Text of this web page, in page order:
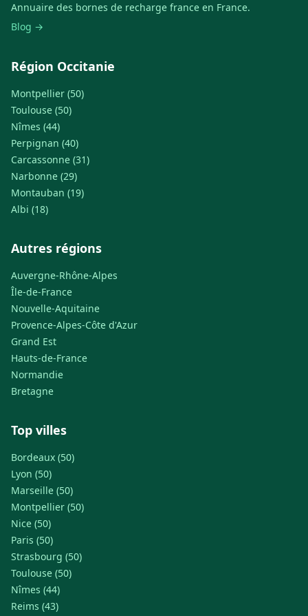
Annuaire des bornes de recharge france en France.
Blog →
Région Occitanie
Montpellier (50)
Toulouse (50)
Nîmes (44)
Perpignan (40)
Carcassonne (31)
Narbonne (29)
Montauban (19)
Albi (18)
Autres régions
Auvergne-Rhône-Alpes
Île-de-France
Nouvelle-Aquitaine
Provence-Alpes-Côte d'Azur
Grand Est
Hauts-de-France
Normandie
Bretagne
Top villes
Bordeaux (50)
Lyon (50)
Marseille (50)
Montpellier (50)
Nice (50)
Paris (50)
Strasbourg (50)
Toulouse (50)
Nîmes (44)
Reims (43)